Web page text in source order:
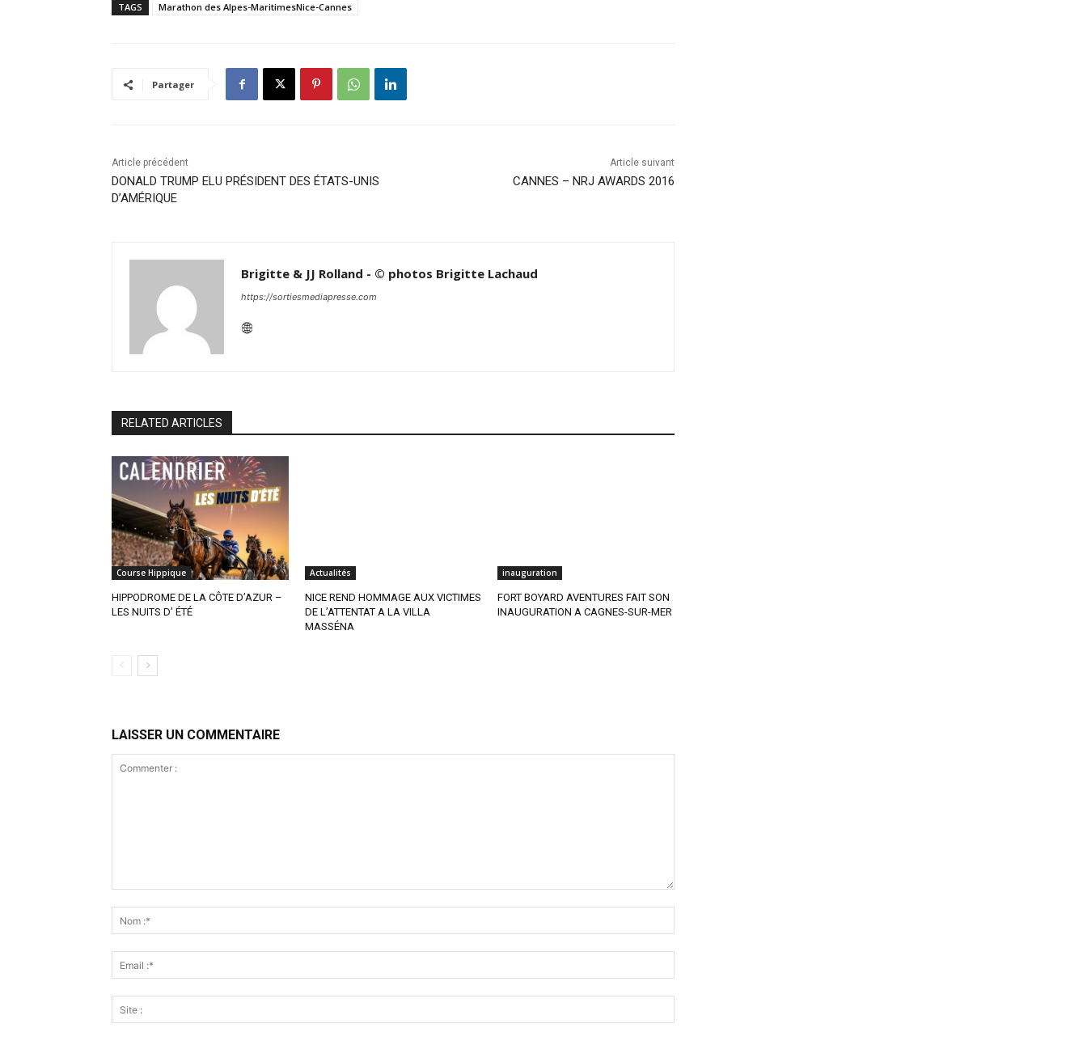
TAGS Marathon des Alpes-MaritimesNice-Cannes
Partager
Article précédent
DONALD TRUMP ELU PRÉSIDENT DES ÉTATS-UNIS
D’AMÉRIQUE
Article suivant
CANNES – NRJ AWARDS 2016
Brigitte & JJ Rolland - © photos Brigitte Lachaud
https://sortiesmediapresse.com
RELATED ARTICLES
Course Hippique
HIPPODROME DE LA CÔTE D’AZUR –
LES NUITS D’ ÉTÉ
Actualités
NICE REND HOMMAGE AUX VICTIMES
DE L’ATTENTAT A LA VILLA
MASSÉNA
inauguration
FORT BOYARD AVENTURES FAIT SON
INAUGURATION A CAGNES-SUR-MER
LAISSER UN COMMENTAIRE
:*
:*
: